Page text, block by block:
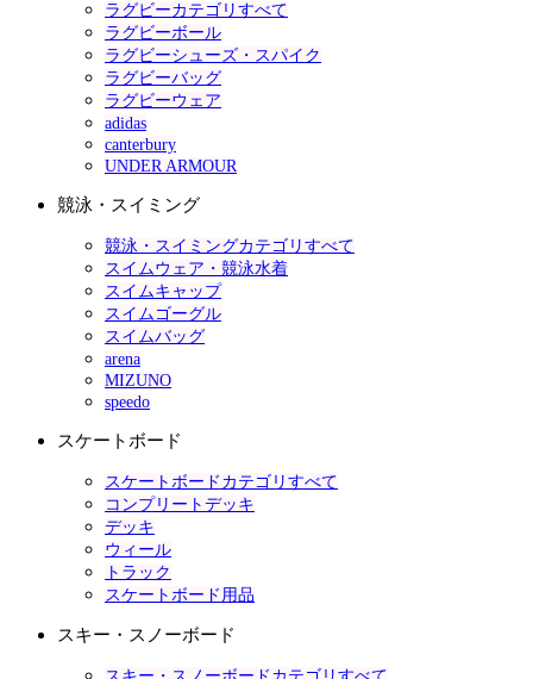
ラグビーカテゴリすべて
ラグビーボール
ラグビーシューズ・スパイク
ラグビーバッグ
ラグビーウェア
adidas
canterbury
UNDER ARMOUR
競泳・スイミング
競泳・スイミングカテゴリすべて
スイムウェア・競泳水着
スイムキャップ
スイムゴーグル
スイムバッグ
arena
MIZUNO
speedo
スケートボード
スケートボードカテゴリすべて
コンプリートデッキ
デッキ
ウィール
トラック
スケートボード用品
スキー・スノーボード